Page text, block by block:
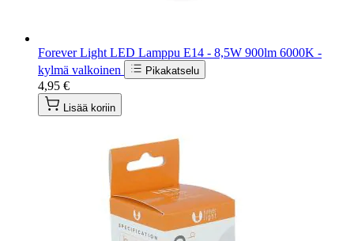
Forever Light LED Lamppu E14 - 8,5W 900lm 6000K -
kylmä valkoinen
Pikakatselu
4,95 €
Lisää koriin